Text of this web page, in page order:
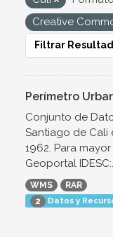
Creative
Filtrar
Perímetro
Conjunto de
Santiago de Cali
1962. Para
Geoportal
WMS
RAR
2 Datos y